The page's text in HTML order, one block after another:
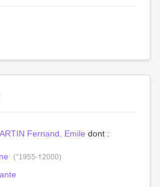
Fernand, Emile dont :
(°1955-†2000)